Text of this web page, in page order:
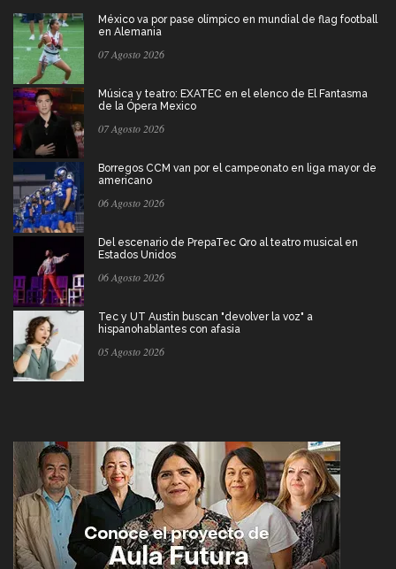
México va por pase olímpico en mundial de flag football
en Alemania
07 Agosto 2026
Música y teatro: EXATEC en el elenco de El Fantasma
de la Ópera Mexico
07 Agosto 2026
Borregos CCM van por el campeonato en liga mayor de
americano
06 Agosto 2026
Del escenario de PrepaTec Qro al teatro musical en
Estados Unidos
06 Agosto 2026
Tec y UT Austin buscan "devolver la voz" a
hispanohablantes con afasia
05 Agosto 2026